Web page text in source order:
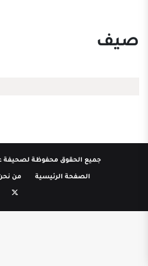
صيف
جميع الحقوق محفوظة لصحيفة
الصفحة الرئيسية من